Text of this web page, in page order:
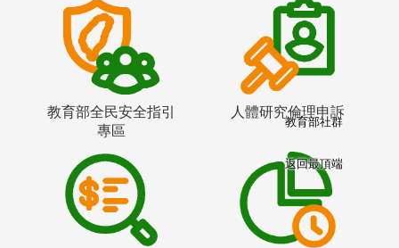
教育部全民安全指引
專區
人體研究倫理申訴
教育部社群
返回最頂端